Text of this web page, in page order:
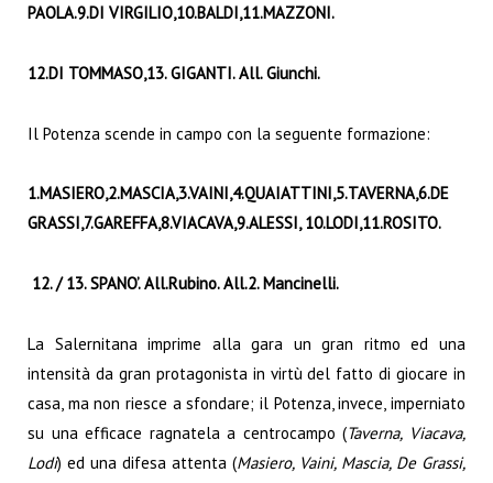
PAOLA.9.DI VIRGILIO,10.BALDI,11.MAZZONI.
12.DI TOMMASO,13. GIGANTI. All. Giunchi.
Il Potenza scende in campo con la seguente formazione:
1.MASIERO,2.MASCIA,3.VAINI,4.QUAIATTINI,5.TAVERNA,6.DE
GRASSI,7.GAREFFA,8.VIACAVA,9.ALESSI, 10.LODI,11.ROSITO.
12./ 13. SPANO’. All.Rubino. All.2. Mancinelli.
La Salernitana imprime alla gara un gran ritmo ed una
intensità da gran protagonista in virtù del fatto di giocare in
casa, ma non riesce a sfondare; il Potenza, invece, imperniato
su una efficace ragnatela a centrocampo (Taverna, Viacava,
Lodi) ed una difesa attenta (Masiero, Vaini, Mascia, De Grassi,